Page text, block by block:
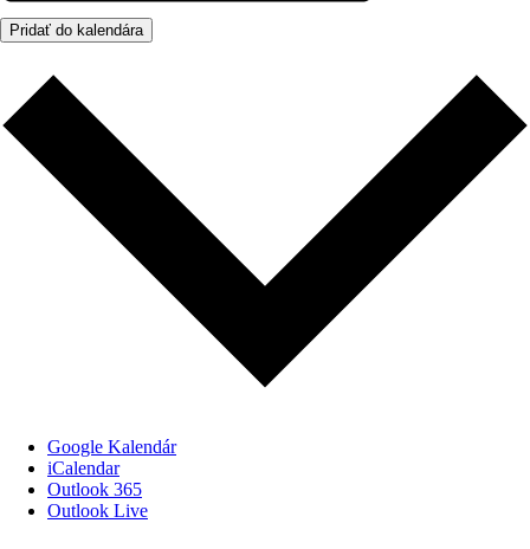
Pridať do kalendára
Google Kalendár
iCalendar
Outlook 365
Outlook Live